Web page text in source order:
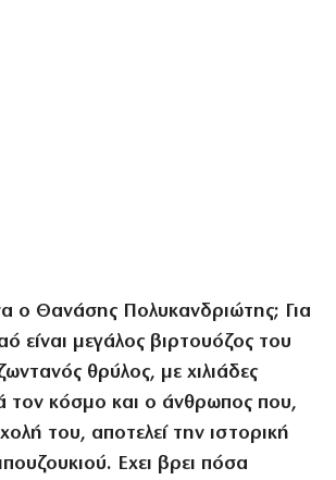
ο Θανάσης Πολυκανδριώτης; Για
είναι μεγάλος βιρτουόζος του
θρύλος, με χιλιάδες
τον κόσμο και ο άνθρωπος που,
του, αποτελεί την ιστορική
Εχει βρει πόσα